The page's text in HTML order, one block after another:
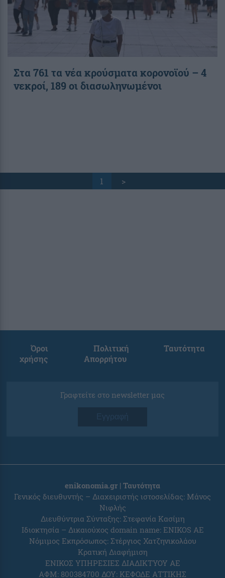
Στα 761 τα νέα κρούσματα κορονοϊού – 4
νεκροί, 189 οι διασωληνωμένοι
1 >
Όροι
χρήσης
Πολιτική
Απορρήτου
Ταυτότητα
Γραφτείτε στο newsletter μας
Εγγραφή
enikonomia.gr | Ταυτότητα
Γενικός διευθυντής – Διαχειριστής ιστοσελίδας: Μάνος
Νιφλής
Διευθύντρια Σύνταξης: Στεφανία Κασίμη
Ιδιοκτησία – Δικαιούχος domain name: ENIKOS AE
Νόμιμος Εκπρόσωπος: Στέργιος Χατζηνικολάου
Κρατική Διαφήμιση
ΕΝΙΚΟΣ ΥΠΗΡΕΣΙΕΣ ΔΙΑΔΙΚΤΥΟΥ ΑΕ
ΑΦΜ: 800384700 ΔΟΥ: ΚΕΦΟΔΕ ΑΤΤΙΚΗΣ